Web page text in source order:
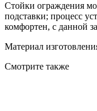
Стойки ограждения
подставки; процесс
комфортен, с данной
Материал
Смотрите также